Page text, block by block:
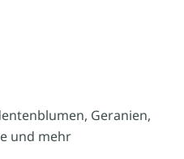
Geranien,
und mehr